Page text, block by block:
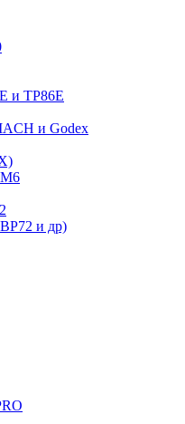
и TP86E
и Godex
и др)